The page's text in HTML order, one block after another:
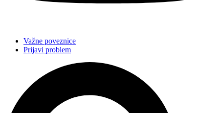
Važne poveznice
Prijavi problem